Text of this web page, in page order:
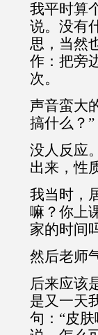
我平时算
说。没有
思，当然
作：把旁
次。
声音蛮大
搞什么？”
没人反应
出来，性
我当时，
嘛？你上
家的时间
然后老师
后来应该
是又一天
句：“皮